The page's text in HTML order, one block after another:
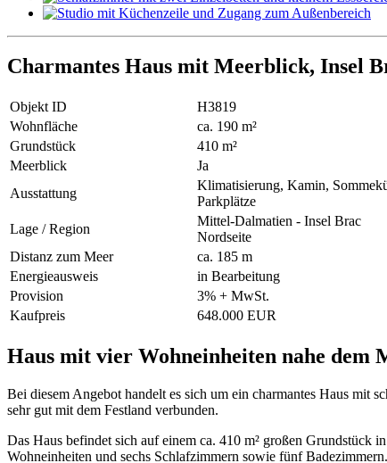
Charmantes Haus mit Meerblick, Insel
Objekt ID
H3819
Wohnfläche
ca. 190 m²
Grundstück
410 m²
Meerblick
Ja
Ausstattung
Klimatisierung, Kamin,
Parkplätze
Lage / Region
Mittel-Dalmatien - Insel Brac
Nordseite
Distanz zum Meer
ca. 185 m
Energieausweis
in Bearbeitung
Provision
3% + MwSt.
Kaufpreis
648.000 EUR
Haus mit vier Wohneinheiten nahe dem
Bei diesem Angebot handelt es sich um ein charmantes Haus mit
sehr gut mit dem Festland verbunden.
Das Haus befindet sich auf einem ca. 410 m² großen Grundstück
Wohneinheiten und sechs Schlafzimmern sowie fünf Badezimmern.